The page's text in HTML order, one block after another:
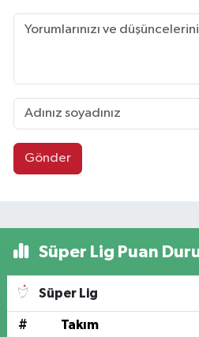
Gönder
Süper Lig Puan
Süper Lig
# Takım